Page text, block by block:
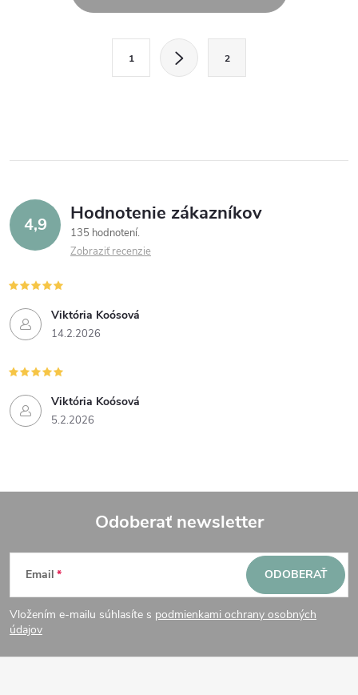
i
e
r
v
k
y
v
p
s
u
k
v
a
n
e
1 2
4,9 Hodnotenie zákazníkov
135 hodnotení
Zobraziť recenzie
Viktória Koósová
14.2.2026
Viktória Koósová
5.2.2026
Z
á
p
Odoberať newsletter
Email
Vložením e-mailu súhlasíte s podmienkami ochrany osobných
údajov
ODOBERAŤ